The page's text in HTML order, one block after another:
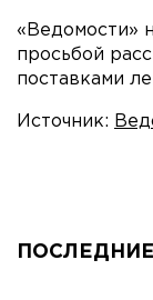
«Ведомости»
просьбой
поставками
Источник: